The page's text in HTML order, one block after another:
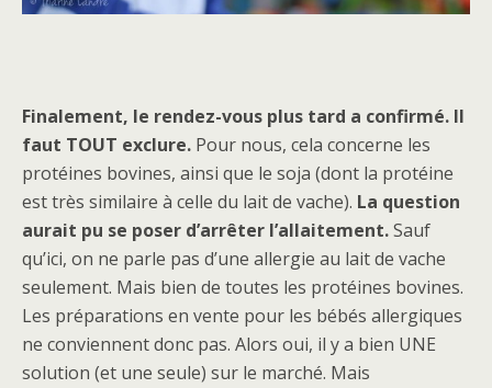
Finalement, le rendez-vous plus tard a confirmé. Il
faut TOUT exclure. Pour nous, cela concerne les
protéines bovines, ainsi que le soja (dont la protéine
est très similaire à celle du lait de vache). La question
aurait pu se poser d’arrêter l’allaitement.Sauf
qu’ici, on ne parle pas d’une allergie au lait de vache
seulement. Mais bien de toutes les protéines bovines.
Les préparations en vente pour les bébés allergiques
ne conviennent donc pas. Alors oui, il y a bien UNE
solution (et une seule) sur le marché. Mais